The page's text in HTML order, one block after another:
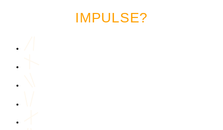
IMPULSE?